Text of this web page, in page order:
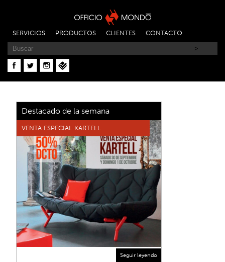
SERVICIOS PRODUCTOS CLIENTES CONTACTO
Destacado de la semana
VENTA ESPECIAL KARTELL
Seguir leyendo